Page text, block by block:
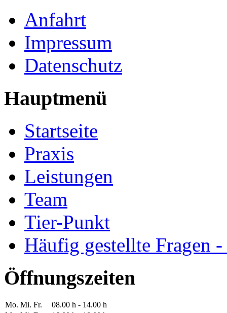
Anfahrt
Impressum
Datenschutz
Hauptmenü
Startseite
Praxis
Leistungen
Team
Tier-Punkt
Häufig gestellte Fragen
Öffnungszeiten
Mo. Mi. Fr.
08.00 h - 14.00 h